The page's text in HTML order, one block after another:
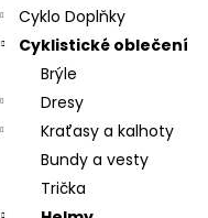
Cyklo Doplňky
Cyklistické oblečení
Brýle
Dresy
Kraťasy a kalhoty
Bundy a vesty
Trička
PLÁŠŤ GOODYEAR